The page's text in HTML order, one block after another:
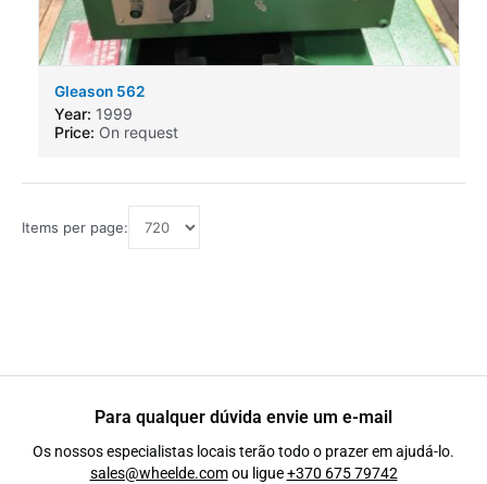
Gleason 562
Year: 1999
Price: On request
Items per page:
Para qualquer dúvida envie um e-mail
Os nossos especialistas locais terão todo o prazer em ajudá-lo.
sales@wheelde.comou ligue+370 675 79742